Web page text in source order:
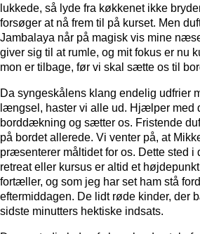
lukkede, så lyde fra køkkenet ikke
forsøger at nå frem til på kurset. Men
Jambalaya når på magisk vis mine
giver sig til at rumle, og mit fokus er nu
mon er tilbage, før vi skal sætte os til
Da syngeskålens klang endelig udfrier
længsel, haster vi alle ud. Hjælper med
borddækning og sætter os. Fristende
på bordet allerede. Vi venter på, at
præsenterer måltidet for os. Dette sted i
retreat eller kursus er altid et
fortæller, og som jeg har set ham stå
eftermiddagen. De lidt røde kinder, der
sidste minutters hektiske indsats.